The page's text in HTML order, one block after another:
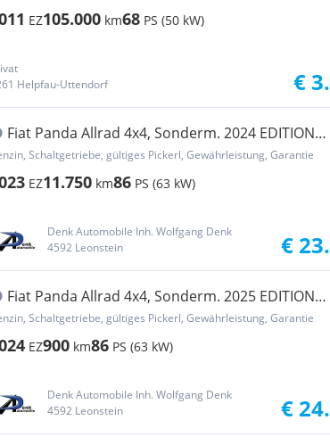
EZ105.000 km68 PS (50 kW)
Helpfau-Uttendorf
€
Fiat Panda Allrad 4x4, Sonderm. 2024 EDITION
Schaltgetriebe, gültiges Pickerl, Gewährleistung, Garantie
EZ11.750 km86 PS (63 kW)
Denk Automobile Inh. Wolfgang Denk
4592 Leonstein
€
Fiat Panda Allrad 4x4, Sonderm. 2025 EDITION
BuinSchaltgetriebe, gültiges Pickerl, Gewährleistung, Garantie
EZ900 km86 PS (63 kW)
Denk Automobile Inh. Wolfgang Denk
4592 Leonstein
€